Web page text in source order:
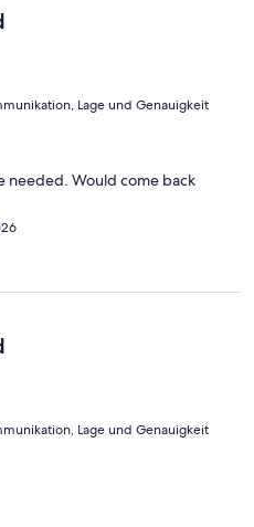
Lage und Genauigkeit
needed. Would come back
Lage und Genauigkeit